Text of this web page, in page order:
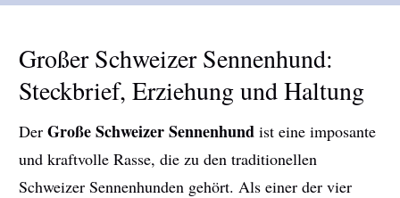
Großer Schweizer Sennenhund:
Steckbrief, Erziehung und Haltung
Der Große Schweizer Sennenhund ist eine imposante
und kraftvolle Rasse, die zu den traditionellen
Schweizer Sennenhunden gehört. Als einer der vier